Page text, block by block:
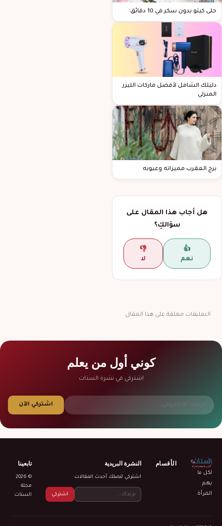
حلى كيتو بدون سكر في 10 دقائق
دليلك الشامل لأفضل ماركات الليزر
المنزلي
برج العقرب مميزاته وعيوبه
هل أجاب هذا المقال على
سؤالكِ؟
👍
نعم
👎
لا
التعليقات مغلقة على هذا المقال.
كوني أول من يعلم
اشتركي في نشرة الستات
اشتركي الآن
لكل ما
يهم
المرأة
الأقسام النشرة البريدية
اشتركي لتصلك أحدث المقالات
اشتركي
تابعينا
© 2026
مجلة
الستات